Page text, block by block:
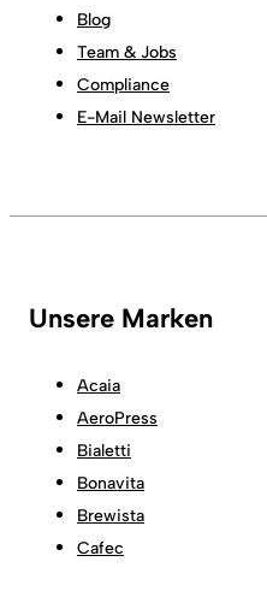
Blog
Team & Jobs
Compliance
E-Mail Newsletter
Unsere Marken
Acaia
AeroPress
Bialetti
Bonavita
Brewista
Cafec